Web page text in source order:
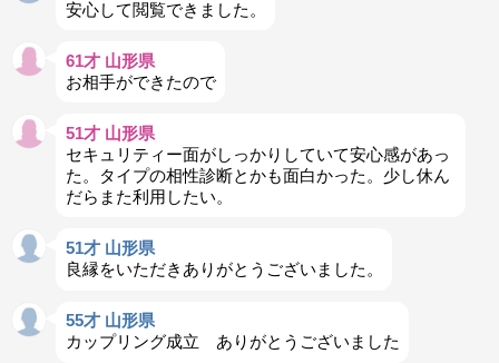
安心して閲覧できました。
61才 山形県
お相手ができたので
51才 山形県
セキュリティー面がしっかりしていて安心感があっ
た。タイプの相性診断とかも面白かった。少し休ん
だらまた利用したい。
51才 山形県
良縁をいただきありがとうございました。
55才 山形県
カップリング成立 ありがとうございました